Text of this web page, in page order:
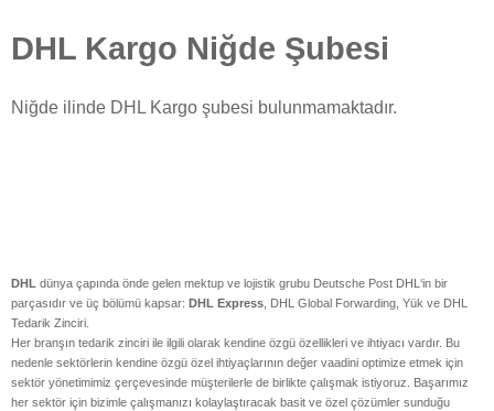
DHL Kargo Niğde Şubesi
Niğde ilinde DHL Kargo şubesi bulunmamaktadır.
DHL dünya çapında önde gelen mektup ve lojistik grubu Deutsche Post DHL‘in bir
parçasıdır ve üç bölümü kapsar: DHL Express , DHL Global Forwarding, Yük ve DHL
Tedarik Zinciri.
Her branşın tedarik zinciri ile ilgili olarak kendine özgü özellikleri ve ihtiyacı vardır. Bu
nedenle sektörlerin kendine özgü özel ihtiyaçlarının değer vaadini optimize etmek için
sektör yönetimimiz çerçevesinde müşterilerle de birlikte çalışmak istiyoruz. Başarımız
her sektör için bizimle çalışmanızı kolaylaştıracak basit ve özel çözümler sunduğu